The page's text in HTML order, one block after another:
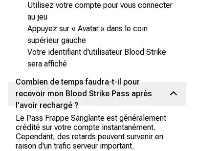
Utilisez votre compte pour vous connecter
au jeu
Appuyez sur « Avatar » dans le coin
supérieur gauche
Votre identifiant d'utilisateur Blood Strike
sera affiché
Combien de temps faudra-t-il pour
recevoir mon Blood Strike Pass après
l'avoir rechargé ?
Le Pass Frappe Sanglante est généralement
crédité sur votre compte instantanément.
Cependant, des retards peuvent survenir en
raison d'un trafic serveur important.